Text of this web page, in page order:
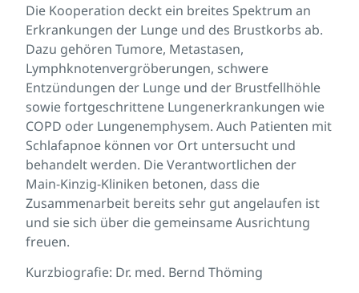
Die Kooperation deckt ein breites Spektrum an
Erkrankungen der Lunge und des Brustkorbs ab.
Dazu gehören Tumore, Metastasen,
Lymphknotenvergröberungen, schwere
Entzündungen der Lunge und der Brustfellhöhle
sowie fortgeschrittene Lungenerkrankungen wie
COPD oder Lungenemphysem. Auch Patienten mit
Schlafapnoe können vor Ort untersucht und
behandelt werden. Die Verantwortlichen der
Main-Kinzig-Kliniken betonen, dass die
Zusammenarbeit bereits sehr gut angelaufen ist
und sie sich über die gemeinsame Ausrichtung
freuen.
Kurzbiografie: Dr. med. Bernd Thöming